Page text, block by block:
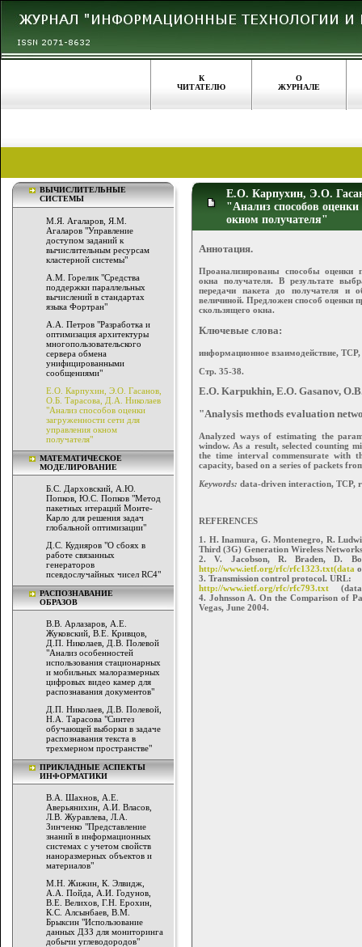
К
ЧИТАТЕЛЮ
О
ЖУРНАЛЕ
ВЫЧИСЛИТЕЛЬНЫЕ
СИСТЕМЫ
М.Я. Агаларов, Я.М.
Агаларов "Управление
доступом заданий к
вычислительным ресурсам
кластерной системы"
А.М. Горелик "Средства
поддержки параллельных
вычислений в стандартах
языка Фортран"
А.А. Петров "Разработка и
оптимизация архитектуры
многопользовательского
сервера обмена
унифицированными
сообщениями"
Е.О. Карпухин, Э.О. Гасанов,
О.Б. Тарасова, Д.А. Николаев
"Анализ способов оценки
загруженности сети для
управления окном
получателя"
МАТЕМАТИЧЕСКОЕ
МОДЕЛИРОВАНИЕ
Б.С. Дарховский, А.Ю.
Попков, Ю.С. Попков "Метод
пакетных итераций Монте-
Карло для решения задач
глобальной оптимизации"
Д.С. Кудияров "О сбоях в
работе связанных
генераторов
псевдослучайных чисел RC4"
РАСПОЗНАВАНИЕ
ОБРАЗОВ
В.В. Арлазаров, А.Е.
Жуковский, В.Е. Кривцов,
Д.П. Николаев, Д.В. Полевой
"Анализ особенностей
использования стационарных
и мобильных малоразмерных
цифровых видео камер для
распознавания документов"
Д.П. Николаев, Д.В. Полевой,
Н.А. Тарасова "Синтез
обучающей выборки в задаче
распознавания текста в
трехмерном пространстве"
ПРИКЛАДНЫЕ АСПЕКТЫ
ИНФОРМАТИКИ
В.А. Шахнов, А.Е.
Аверьянихин, А.И. Власов,
Л.В. Журавлева, Л.А.
Зинченко "Представление
знаний в информационных
системах с учетом свойств
наноразмерных объектов и
материалов"
М.Н. Жижин, К. Элвидж,
А.А. Пойда, А.И. Годунов,
В.Е. Велихов, Г.Н. Ерохин,
К.С. Алсынбаев, В.М.
Брыксин "Использование
данных ДЗЗ для мониторинга
добычи углеводородов"
Е.О. Карпухин, Э.О.
"Анализ способов оценки
окном получателя"
Аннотация.
Проанализированы способы оценки
окна получателя. В результате
передачи пакета до получателя и
величиной. Предложен способ оценки
скользящего окна.
Ключевые слова:
информационное взаимодействие,
Стр. 35-38.
E.O. Karpukhin, E.O. Gasanov,
"Analysis methods evaluation
Analyzed ways of estimating the
window. As a result, selected counting
the time interval commensurate with
capacity, based on a series of packets
Keywords: data-driven interaction, TCP,
REFERENCES
1. H. Inamura, G. Montenegro, R.
Third (3G) Generation Wireless
2. V. Jacobson, R. Braden, D.
http://www.ietf.org/rfc/rfc1323.txt(data
3. Transmission control protocol. URL:
http://www.ietf.org/rfc/rfc793.txt (data
4. Johnsson A. On the Comparison of
Vegas, June 2004.